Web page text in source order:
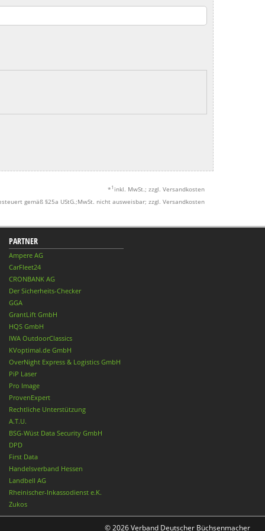
* 1 inkl. MwSt.; zzgl. Versandkosten
gemäß §25a UStG.;MwSt. nicht ausweisbar; zzgl. Versandkosten
PARTNER
Ampere AG
CarFleet24
CRONBANK AG
Der Sicherheits-Checker
GGA
GrantLift GmbH
HQS GmbH
IWA OutdoorClassics
KVoptimal.de GmbH
OverNight Express & Logistics GmbH
PiP Laser
Pro Image
ProvenExpert
Rechtliche Unterstützung
A.T.U.
BSG-Wüst Data Security GmbH
DPD
First Data
Handelsverband Hessen
Landbell AG
Rheinischer-Inkassodienst e.K.
Zukos
© 2026 Verband Deutscher Büchsenmacher